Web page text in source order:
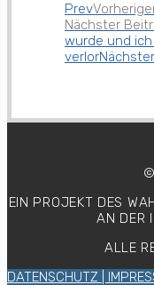
Prev
Nächster
wurde und
verlorNächster
EIN PROJEKT DES
AN DER
ALLE
DATENSCHUTZ |